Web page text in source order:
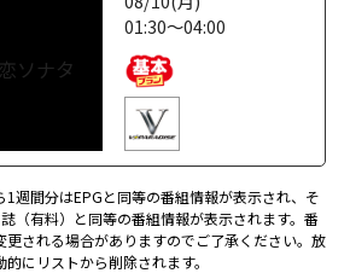
01:30～04:00
1週間分はEPGと同等の番組情報が表示され、そ
（有料）と同等の番組情報が表示されます。番
更される場合がありますのでご了承ください。放
にリストから削除されます。